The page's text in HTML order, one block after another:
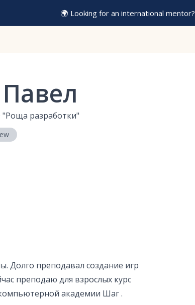
🌍 Looking for an international mentor?
"Роща разработки"
Долго преподавал создание игр
преподаю для взрослых курс
академии Шаг .